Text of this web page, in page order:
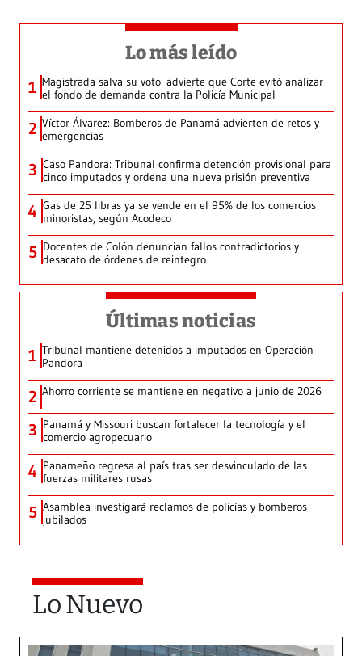
Lo más leído
1 Magistrada salva su voto: advierte que Corte evitó analizar
el fondo de demanda contra la Policía Municipal
2 Víctor Álvarez: Bomberos de Panamá advierten de retos y
emergencias
3 Caso Pandora: Tribunal confirma detención provisional para
cinco imputados y ordena una nueva prisión preventiva
4 Gas de 25 libras ya se vende en el 95% de los comercios
minoristas, según Acodeco
5 Docentes de Colón denuncian fallos contradictorios y
desacato de órdenes de reintegro
Últimas noticias
1 Tribunal mantiene detenidos a imputados en Operación
Pandora
2 Ahorro corriente se mantiene en negativo a junio de 2026
3 Panamá y Missouri buscan fortalecer la tecnología y el
comercio agropecuario
4 Panameño regresa al país tras ser desvinculado de las
fuerzas militares rusas
5 Asamblea investigará reclamos de policías y bomberos
jubilados
Lo Nuevo